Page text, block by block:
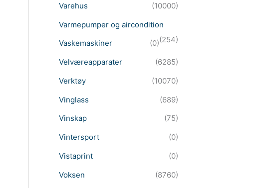
Varehus
(10000)
Varmepumper og aircondition
(254)
Vaskemaskiner
(0)
Velværeapparater
(6285)
Verktøy
(10070)
Vinglass
(689)
Vinskap
(75)
Vintersport
(0)
Vistaprint
(0)
Voksen
(8760)